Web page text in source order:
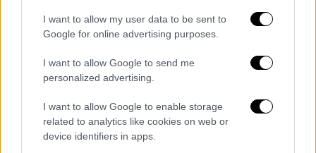
I want to allow my user data to be sent to
Google for online advertising purposes.
I want to allow Google to send me
personalized advertising.
I want to allow Google to enable storage
related to analytics like cookies on web or
device identifiers in apps.
ενημέρωνε τους εθελοντές της κοινωνικής
κουζίνας πόσα χρήματα είχαν μαζευτεί. «442
5ευρα δηλαδή 2.210 ευρώ έχουν μπει για την
ετήσια συνδρομή των 5 ευρώ από 5
Νοεμβρίου έως 15 Δεκεμβρίου», έγραψε
χαρακτηριστικά τον Νοέμβριο του 2021.